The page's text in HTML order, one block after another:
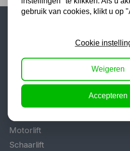
Populaire
Werkplaatsinrichting
Tig lasapparaat
Hefbrug
Motorlift
Schaarlift
gebruik van cookies, klikt u op
Cookie
Weigeren
Accepteren